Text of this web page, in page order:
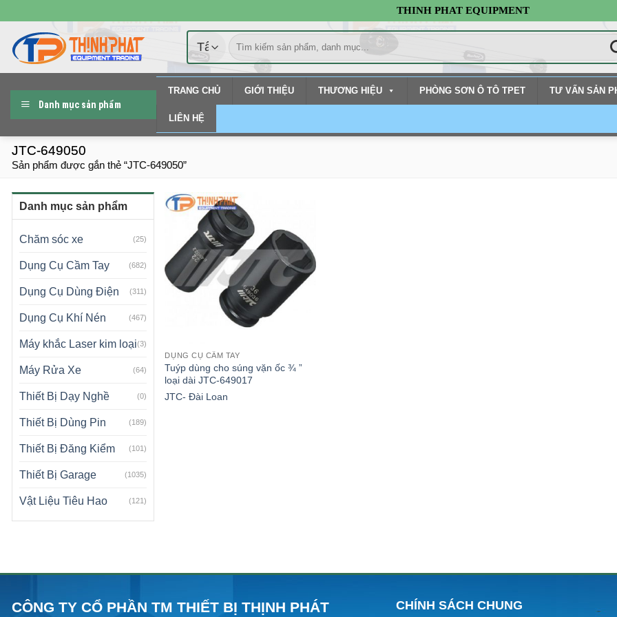
đến
nội
dung
THINH PHAT EQUIPMENT
Tìm
kiếm:
Danh mục sản phẩm
TRANG CHỦ GIỚI THIỆU THƯƠNG HIỆU PHÒNG SƠN Ô TÔ TPET TƯ VẤN SẢN
LIÊN HỆ
JTC-649050
Sản phẩm được gắn thẻ “JTC-649050”
Danh mục sản phẩm
Chăm sóc xe (25)
Dụng Cụ Cầm Tay (682)
Dụng Cụ Dùng Điện (311)
Dụng Cụ Khí Nén (467)
Máy khắc Laser kim loại(3)
Máy Rửa Xe (64)
Thiết Bị Dạy Nghề (0)
Thiết Bị Dùng Pin (189)
Thiết Bị Đăng Kiểm (101)
Thiết Bị Garage (1035)
Vật Liệu Tiêu Hao (121)
DỤNG CỤ CẦM TAY
Tuýp dùng cho súng vặn ốc ¾ ”
loại dài JTC-649017
JTC- Đài Loan
CÔNG TY CỔ PHẦN TM THIẾT BỊ THỊNH PHÁT CHÍNH SÁCH CHUNG